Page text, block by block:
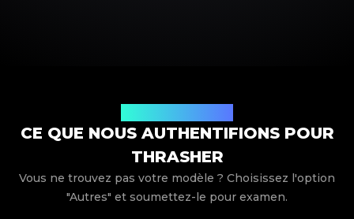
CE QUE NOUS AUTHENTIFIONS POUR
THRASHER
Vous ne trouvez pas votre modèle ? Choisissez l'option
"Autres" et soumettez-le pour examen.